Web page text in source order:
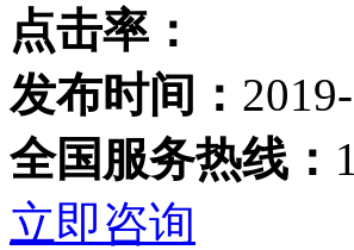
点击率：
发布时间：
全国服务热线：
立即咨询